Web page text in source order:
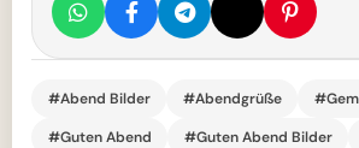
#Abend Bilder #Abendgrüße
#Guten Abend
#Guten Abend Bilder